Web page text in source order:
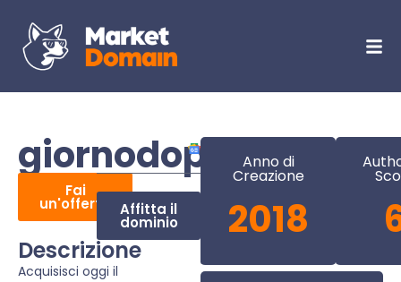
Fai
un'offerta Affitta il
dominio
Descrizione
Acquisisci oggi il
Anno di
Creazione
2018